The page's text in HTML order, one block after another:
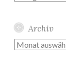
Archiv
Archiv